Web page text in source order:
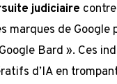
judiciaire
marques de
Bard ». Ces
d’IA en